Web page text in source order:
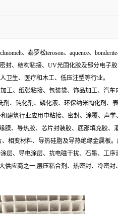
、泰罗松teroson、aquence、
封、结构粘接、UV光固化胶及部分电子胶
卫生、医疗和木工、低压注塑等行业。
工、纸张粘接、包装袋、饰品加工、汽车
、钝化剂、磷化液、环保纳米陶化剂、表
建筑行业应用中粘接、密封、涂覆、声学
、导热胶、芯片封装胶、底部填充胶、
相变材料、导热硅脂及导热绝缘金属板
层、导电涂层、抗电磁干扰、石墨、工序
应商之一,层压粘合剂、热密封、冷密封